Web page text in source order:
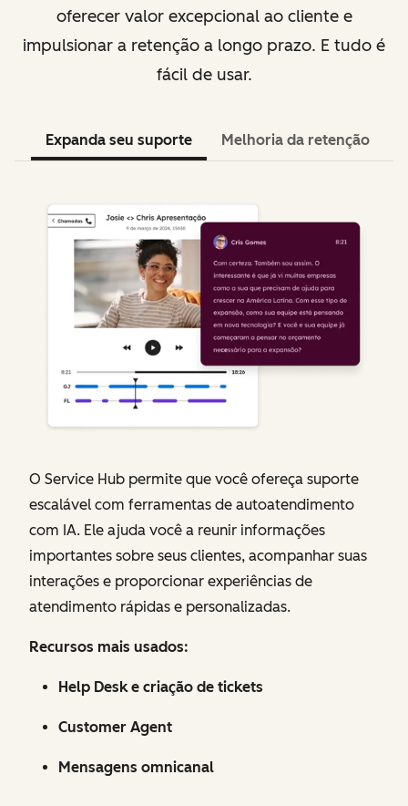
oferecer valor excepcional ao cliente e
impulsionar a retenção a longo prazo. E tudo é
fácil de usar.
Expanda seu suporte Melhoria da retenção
O Service Hub permite que você ofereça suporte
escalável com ferramentas de autoatendimento
com IA. Ele ajuda você a reunir informações
importantes sobre seus clientes, acompanhar suas
interações e proporcionar experiências de
atendimento rápidas e personalizadas.
Recursos mais usados:
Help Desk e criação de tickets
Customer Agent
Mensagens omnicanal